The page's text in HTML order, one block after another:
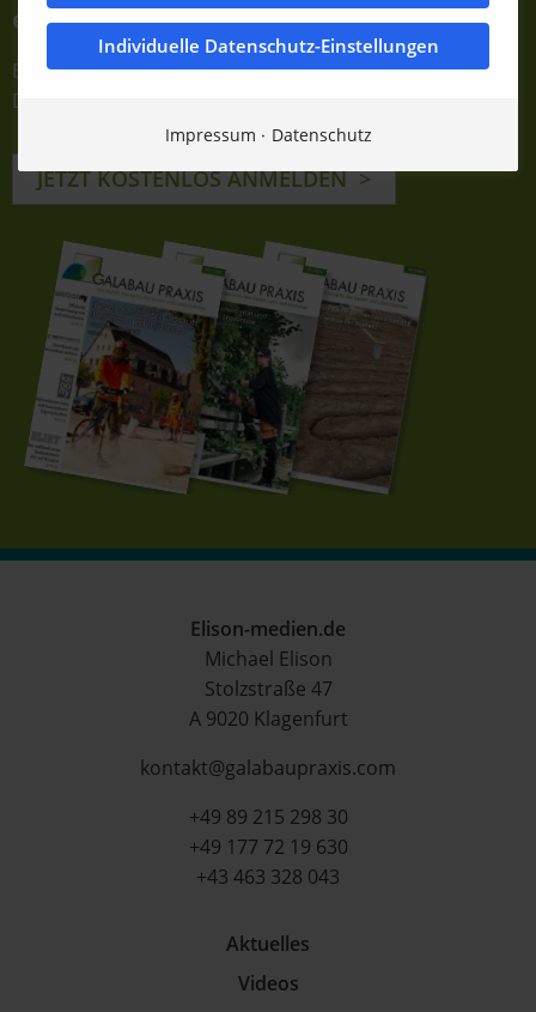
e-Journale abonnieren
Einfach E-Mail-Adresse eintragen und bestätigen.
Dauerhaft kostenfrei!
JETZT KOSTENLOS ANMELDEN
Elison-medien.de
Michael Elison
Stolzstraße 47
A 9020 Klagenfurt
kontakt@galabaupraxis.com
+49 89 215 298 30
+49 177 72 19 630
+43 463 328 043
Aktuelles
Videos
Individuelle Datenschutz-Einstellungen
Impressum Datenschutz